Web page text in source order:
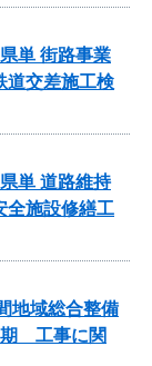
単 街路事業
道交差施工検
単 道路維持
全施設修繕工
地域総合整備
工事に関